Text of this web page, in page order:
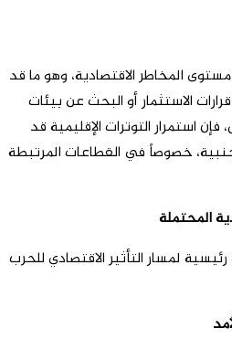
المخاطر الاقتصادية، وهو ما قد
الاستثمار أو البحث عن بيئات
فإن استمرار التوترات الإقليمية قد
خصوصاً في القطاعات المرتبطة
المحتملة
لمسار التأثير الاقتصادي للحرب